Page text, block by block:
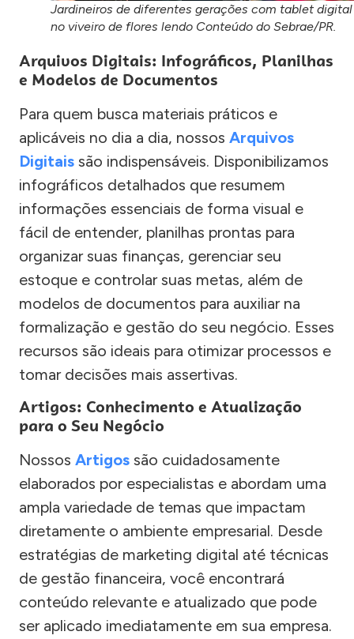
Jardineiros de diferentes gerações com tablet digital
no viveiro de flores lendo Conteúdo do Sebrae/PR.
Arquivos Digitais: Infográficos, Planilhas
e Modelos de Documentos
Para quem busca materiais práticos e
aplicáveis no dia a dia, nossos Arquivos
Digitais são indispensáveis. Disponibilizamos
infográficos detalhados que resumem
informações essenciais de forma visual e
fácil de entender, planilhas prontas para
organizar suas finanças, gerenciar seu
estoque e controlar suas metas, além de
modelos de documentos para auxiliar na
formalização e gestão do seu negócio. Esses
recursos são ideais para otimizar processos e
tomar decisões mais assertivas.
Artigos: Conhecimento e Atualização
para o Seu Negócio
Nossos Artigos são cuidadosamente
elaborados por especialistas e abordam uma
ampla variedade de temas que impactam
diretamente o ambiente empresarial. Desde
estratégias de marketing digital até técnicas
de gestão financeira, você encontrará
conteúdo relevante e atualizado que pode
ser aplicado imediatamente em sua empresa.